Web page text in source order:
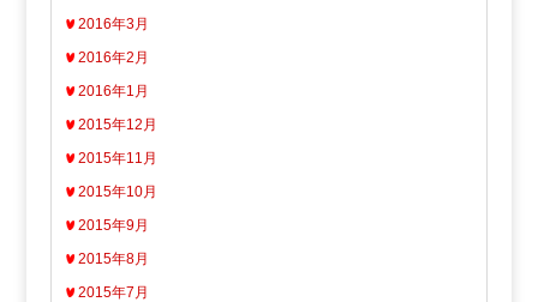
2016年3月
2016年2月
2016年1月
2015年12月
2015年11月
2015年10月
2015年9月
2015年8月
2015年7月